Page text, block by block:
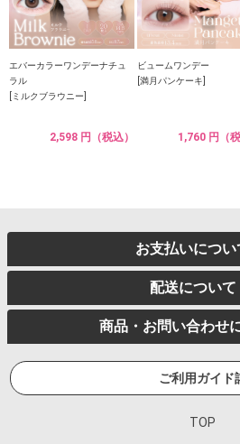
エバーカラーワンデーナチュ
ラル
[ミルクブラウニー]
2,598 円（税込）
ビュームワンデー
[満月パンケーキ]
1,760 円（税
お支払いについ
配送について
商品・お問い合わせ
ご利用ガイド
TOP